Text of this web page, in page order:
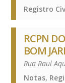
RCPN
BOM